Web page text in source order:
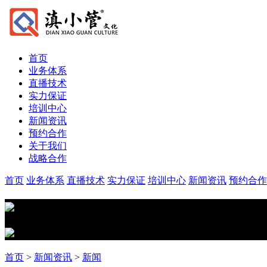
首页
业务体系
直播技术
实力保证
培训中心
新闻资讯
预约合作
关于我们
战略合作
首页 业务体系 直播技术 实力保证 培训中心 新闻资讯 预约合作
首页 > 新闻资讯 > 新闻